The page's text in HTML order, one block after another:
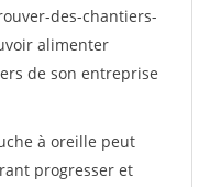
des-chantiers-
alimenter
de son entreprise
à oreille peut
progresser et